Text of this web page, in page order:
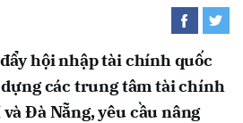
hội nhập tài chính quốc
các trung tâm tài chính
Đà Nẵng, yêu cầu nâng